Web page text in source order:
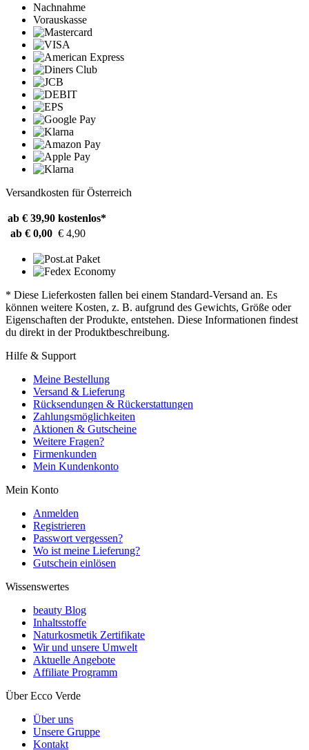
Nachnahme
Vorauskasse
Versandkosten für Österreich
ab € 39,90 kostenlos*
ab € 0,00 € 4,90
* Diese Lieferkosten fallen bei einem Standard-Versand an. Es
können weitere Kosten, z. B. aufgrund des Gewichts, Größe oder
Eigenschaften der Produkte, entstehen. Diese Informationen findest
du direkt in der Produktbeschreibung.
Hilfe & Support
Meine Bestellung
Versand & Lieferung
Rücksendungen & Rückerstattungen
Zahlungsmöglichkeiten
Aktionen & Gutscheine
Weitere Fragen?
Firmenkunden
Mein Kundenkonto
Mein Konto
Anmelden
Registrieren
Passwort vergessen?
Wo ist meine Lieferung?
Gutschein einlösen
Wissenswertes
beauty Blog
Inhaltsstoffe
Naturkosmetik Zertifikate
Wir und unsere Umwelt
Aktuelle Angebote
Affiliate Programm
Über Ecco Verde
Über uns
Unsere Gruppe
Kontakt